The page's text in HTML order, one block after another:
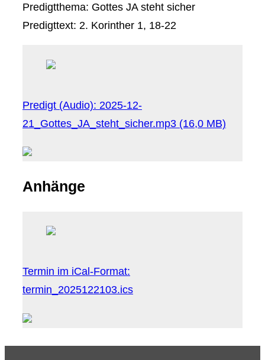
Predigtthema: Gottes JA steht sicher
Predigttext: 2. Korinther 1, 18-22
Predigt (Audio): 2025-12-
21_Gottes_JA_steht_sicher.mp3 (16,0 MB)
Anhänge
Termin im iCal-Format:
termin_2025122103.ics